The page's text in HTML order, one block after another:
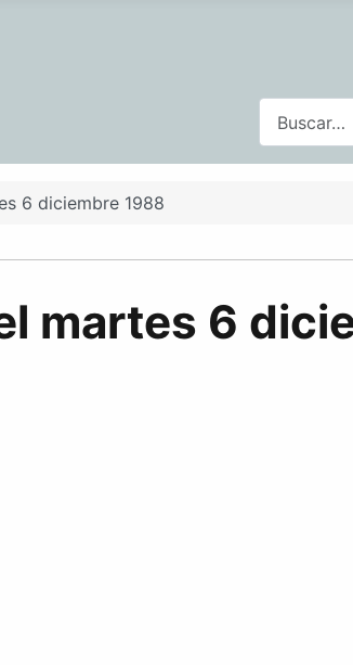
6 diciembre 1988
martes 6